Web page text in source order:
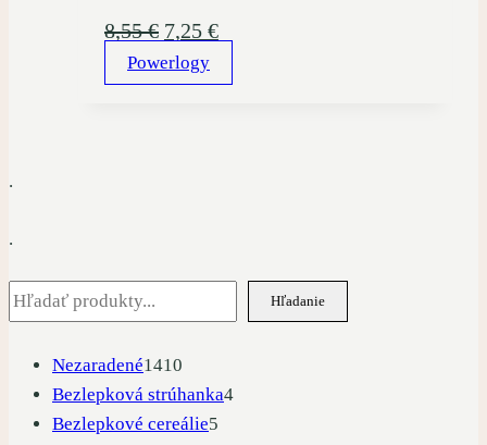
8,55€ Pôvodná
cena
7,25 €Aktuálna
Powerlogy
.
.
Hľadať Hľadanie
Nezaradené1410
produktov
Bezlepková strúhanka44
Bezlepkové cereálie5